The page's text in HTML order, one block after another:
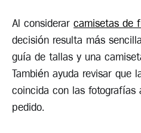
Al considerar camisetas de
decisión resulta más
guía de tallas y una
También ayuda revisar que
coincida con las fotografías
pedido.